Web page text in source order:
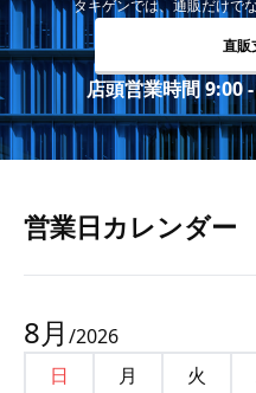
タキゲンでは、通販だけで
直販
店頭営業時間 9:00
営業⽇カレンダー
8月 /2026
日
月 火